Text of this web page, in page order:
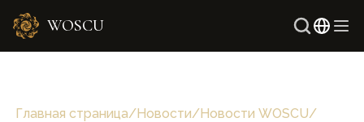
WOSCU
Главная страница/Новости/Новости WOSCU/